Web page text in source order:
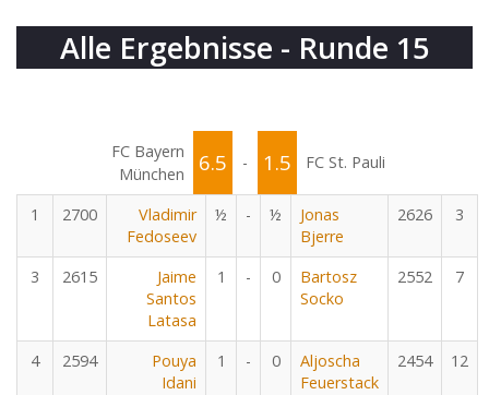
Alle Ergebnisse - Runde 15
FC Bayern
München
6.5 - 1.5 FC St. Pauli
1 2700
Vladimir
Fedoseev
½ - ½
Jonas
Bjerre
2626 3
3 2615
Jaime
Santos
Latasa
1 - 0
Bartosz
Socko
2552 7
4 2594
Pouya
Idani
1 - 0
Aljoscha
Feuerstack
2454 12